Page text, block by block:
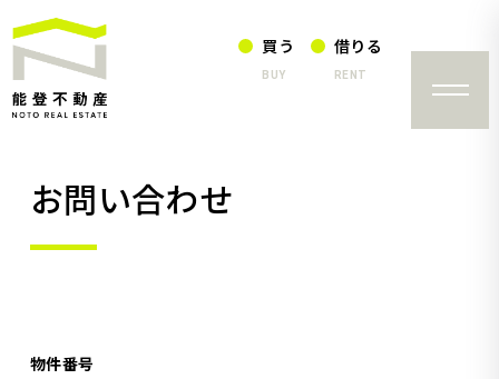
買う
BUY
借りる
RENT
お問い合わせ
物件番号